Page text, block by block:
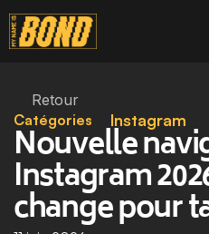
Retour
Catégories
Instagram
Nouvelle
Instagram
change pour